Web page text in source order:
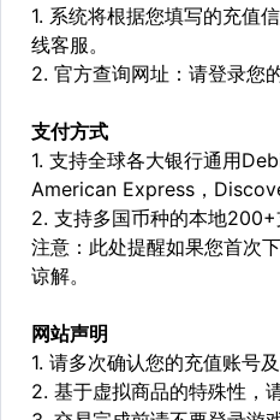
1. 系统将根据您填写的充值
线客服。
2. 官方查询网址：请登录您
支付方式
1. 支持全球各大银行通用
American Express，
2. 支持多国币种的本地
注意：此处提醒如果您首次
谅解。
网站声明
1. 请多次确认您的充值账号
2. 基于虚拟商品的特殊性，